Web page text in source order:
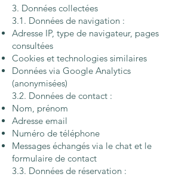
3. Données collectées
3.1. Données de navigation :
Adresse IP, type de navigateur, pages
consultées
Cookies et technologies similaires
Données via Google Analytics
(anonymisées)
3.2. Données de contact :
Nom, prénom
Adresse email
Numéro de téléphone
Messages échangés via le chat et le
formulaire de contact
3.3. Données de réservation :